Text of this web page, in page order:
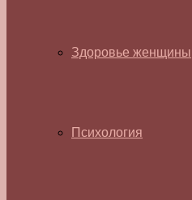
Здоровье женщины
Психология